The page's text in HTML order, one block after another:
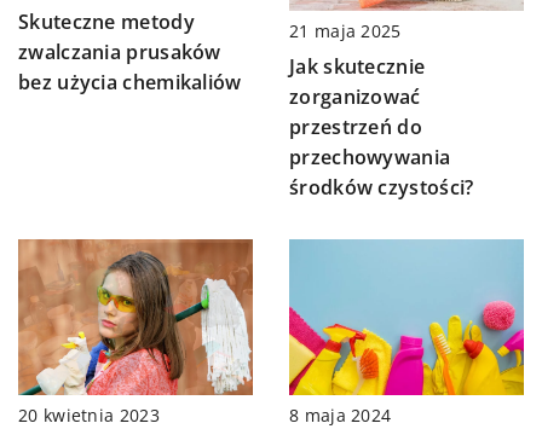
Skuteczne metody
zwalczania prusaków
bez użycia chemikaliów
21 maja 2025
Jak skutecznie
zorganizować
przestrzeń do
przechowywania
środków czystości?
20 kwietnia 2023 8 maja 2024